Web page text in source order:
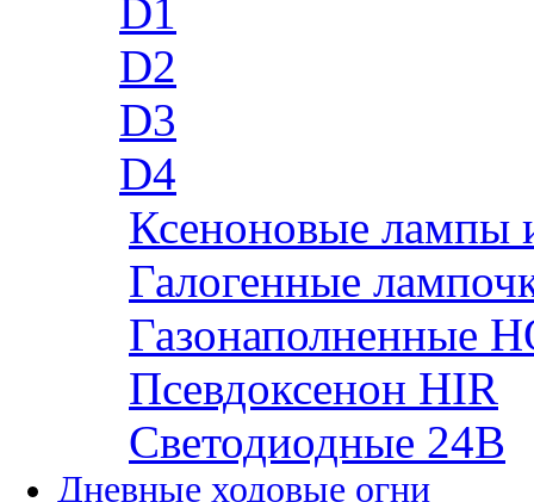
D1
D2
D3
D4
Ксеноновые лампы
Галогенные
Газонаполненные
Псевдоксенон HIR
Cветодиодные 24B
Дневные ходовые огни